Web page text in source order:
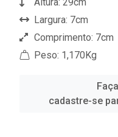
Largura: 7cm
Comprimento: 7cm
Peso: 1,170Kg
cadastre-se